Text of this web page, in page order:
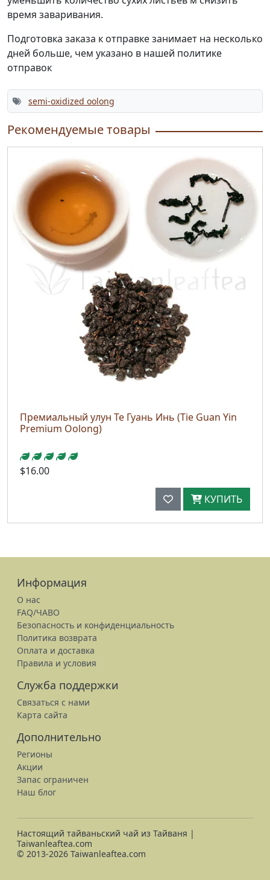
время заваривания.
Подготовка заказа к отправке занимает на несколько
дней больше, чем указано в нашей политике
отправок
semi-oxidized oolong
Рекомендуемые товары
Премиальный улун Те Гуань Инь (Tie Guan Yin
Premium Oolong)
$16.00
КУПИТЬ
Информация
О нас
FAQ/ЧАВО
Безопасность и конфиденциальность
Политика возврата
Оплата и доставка
Правила и условия
Служба поддержки
Связаться с нами
Карта сайта
Дополнительно
Регионы
Акции
Запас ограничен
Наш блог
Настоящий тайваньский чай из Тайваня |
Taiwanleaftea.com
© 2013-2026 Taiwanleaftea.com